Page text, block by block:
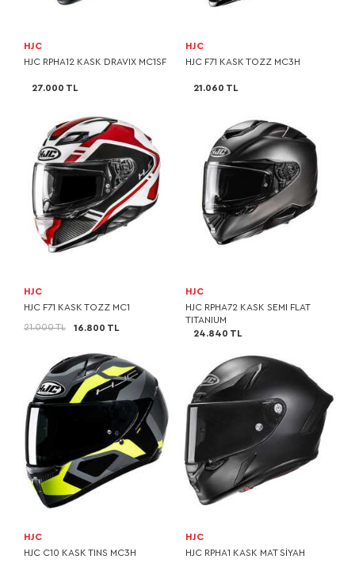
HJC
HJC RPHA12 KASK DRAVIX MC1SF
27.000 TL
HJC
HJC F71 KASK TOZZ MC3H
21.060 TL
HJC
HJC F71 KASK TOZZ MC1
21.000 TL 16.800 TL
HJC
HJC RPHA72 KASK SEMI FLAT
TITANIUM
24.840 TL
HJC
HJC C10 KASK TINS MC3H
HJC
HJC RPHA1 KASK MAT SİYAH